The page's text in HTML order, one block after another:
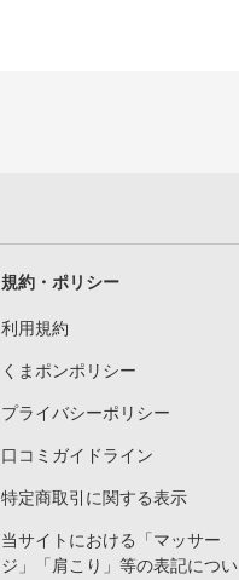
規約・ポリシー
利用規約
くまポンポリシー
プライバシーポリシー
口コミガイドライン
特定商取引に関する表示
当サイトにおける「マッサー
ジ」「肩こり」等の表記につい